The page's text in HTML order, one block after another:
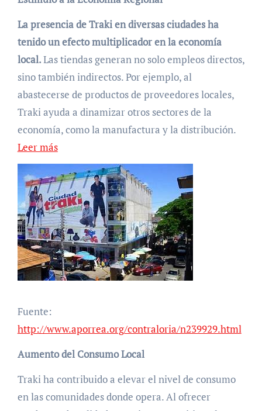
La presencia de Traki en diversas ciudades ha
tenido un efecto multiplicador en la economía
local.Las tiendas generan no solo empleos directos,
sino también indirectos. Por ejemplo, al
abastecerse de productos de proveedores locales,
Traki ayuda a dinamizar otros sectores de la
economía, como la manufactura y la distribución.
Leer más
Fuente:
http://www.aporrea.org/contraloria/n239929.html
Aumento del Consumo Local
Traki ha contribuido a elevar el nivel de consumo
en las comunidades donde opera. Al ofrecer